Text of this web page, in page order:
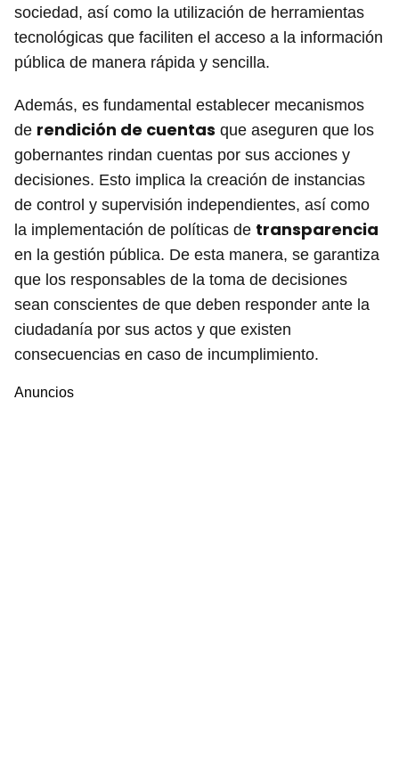
sociedad, así como la utilización de herramientas
tecnológicas que faciliten el acceso a la información
pública de manera rápida y sencilla.
Además, es fundamental establecer mecanismos
de rendición de cuentas que aseguren que los
gobernantes rindan cuentas por sus acciones y
decisiones. Esto implica la creación de instancias
de control y supervisión independientes, así como
la implementación de políticas de transparencia
en la gestión pública. De esta manera, se garantiza
que los responsables de la toma de decisiones
sean conscientes de que deben responder ante la
ciudadanía por sus actos y que existen
consecuencias en caso de incumplimiento.
Anuncios